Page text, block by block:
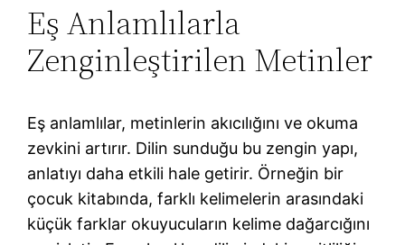
Eş Anlamlılarla
Zenginleştirilen Metinler
Eş anlamlılar, metinlerin akıcılığını ve okuma
zevkini artırır. Dilin sunduğu bu zengin yapı,
anlatıyı daha etkili hale getirir. Örneğin bir
çocuk kitabında, farklı kelimelerin arasındaki
küçük farklar okuyucuların kelime dağarcığını